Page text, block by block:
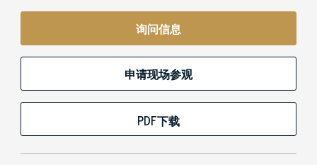
询问信息
申请现场参观
PDF下载